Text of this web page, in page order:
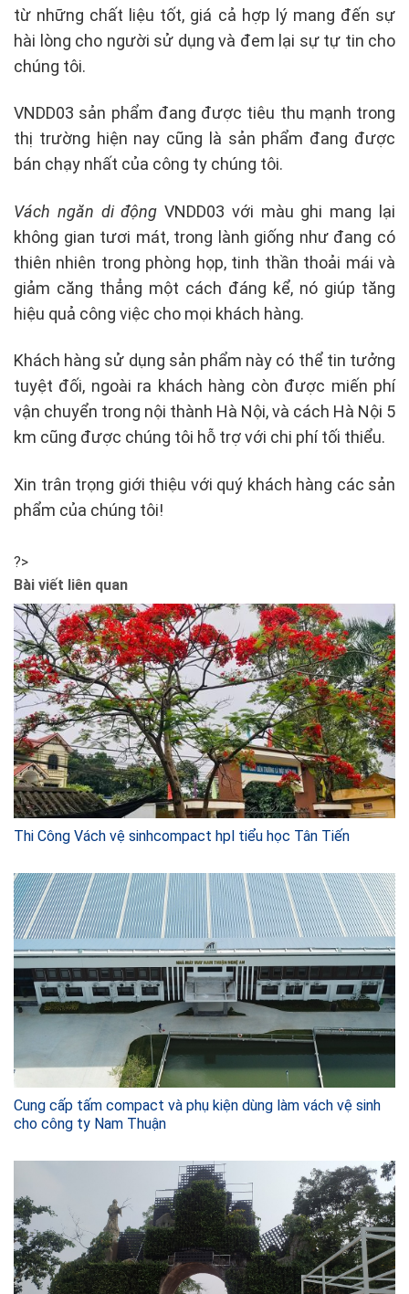
từ những chất liệu tốt, giá cả hợp lý mang đến sự
hài lòng cho người sử dụng và đem lại sự tự tin cho
chúng tôi.
VNDD03 sản phẩm đang được tiêu thu mạnh trong
thị trường hiện nay cũng là sản phẩm đang được
bán chạy nhất của công ty chúng tôi.
Vách ngăn di động VNDD03 với màu ghi mang lại
không gian tươi mát, trong lành giống như đang có
thiên nhiên trong phòng họp, tinh thần thoải mái và
giảm căng thẳng một cách đáng kể, nó giúp tăng
hiệu quả công việc cho mọi khách hàng.
Khách hàng sử dụng sản phẩm này có thể tin tưởng
tuyệt đối, ngoài ra khách hàng còn được miến phí
vận chuyển trong nội thành Hà Nội, và cách Hà Nội 5
km cũng được chúng tôi hỗ trợ với chi phí tối thiểu.
Xin trân trọng giới thiệu với quý khách hàng các sản
phẩm của chúng tôi!
?>
Bài viết liên quan
Thi Công Vách vệ sinhcompact hpl tiểu học Tân Tiến
Cung cấp tấm compact và phụ kiện dùng làm vách vệ sinh
cho công ty Nam Thuận